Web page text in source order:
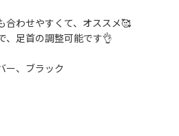
合わせやすくて、オススメ🥰
、足首の調整可能です👌
ー、ブラック